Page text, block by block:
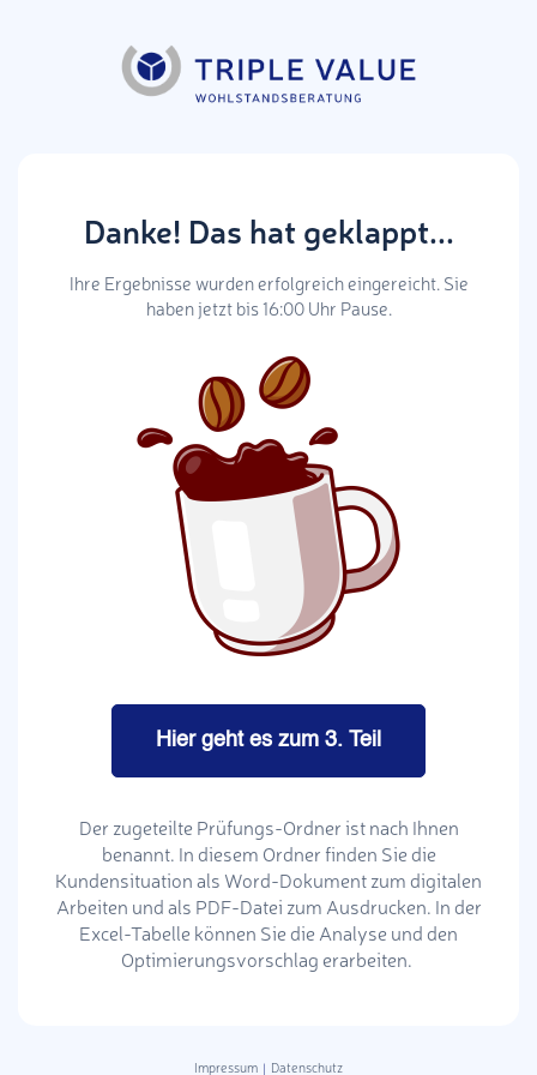
Danke! Das hat geklappt...
Ihre Ergebnisse wurden erfolgreich eingereicht. Sie
haben jetzt bis 16:00 Uhr Pause.
Hier geht es zum 3. Teil
Der zugeteilte Prüfungs-Ordner ist nach Ihnen
benannt. In diesem Ordner finden Sie die
Kundensituation als Word-Dokument zum digitalen
Arbeiten und als PDF-Datei zum Ausdrucken. In der
Excel-Tabelle können Sie die Analyse und den
Optimierungsvorschlag erarbeiten.
Impressum | Datenschutz